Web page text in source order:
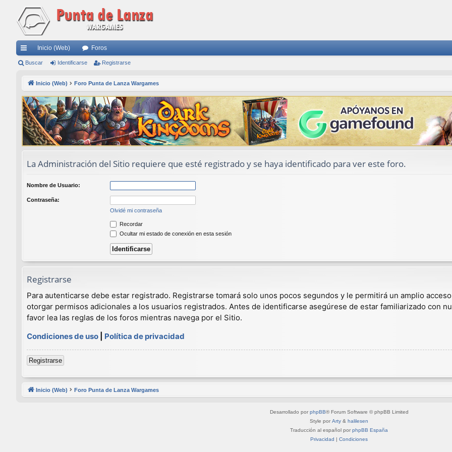
nl
rá
pi
do
Inicio (Web) Foros
Buscar Identificarse Registrarse
Inicio (Web) Foro Punta de Lanza Wargames
La Administración del Sitio requiere que esté registrado y se haya identificado para ver este foro.
Nombre de Usuario:
Contraseña:
Olvidé mi contraseña
Recordar
Ocultar mi estado de conexión en esta sesión
Registrarse
Para autenticarse debe estar registrado. Registrarse tomará solo unos pocos segundos y le permitirá un amplio
otorgar permisos adicionales a los usuarios registrados. Antes de identificarse asegúrese de estar familiarizado con
favor lea las reglas de los foros mientras navega por el Sitio.
Condiciones de uso
Política de privacidad
Registrarse
Inicio (Web) Foro Punta de Lanza Wargames
Desarrollado por phpBB® Forum Software © phpBB Limited
Style por Arty & halilesen
Traducción al español por phpBB España
Privacidad | Condiciones